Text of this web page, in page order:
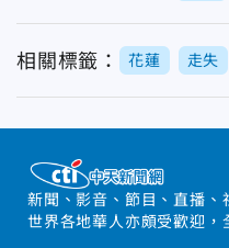
相關標籤： 花蓮 走失
新聞、影音、節目、直播
世界各地華人亦頗受歡迎，